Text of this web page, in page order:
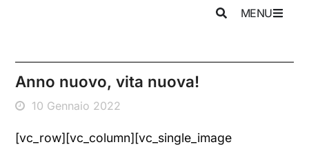
MENU
Anno nuovo, vita nuova!
10 Gennaio 2022
[vc_row][vc_column][vc_single_image